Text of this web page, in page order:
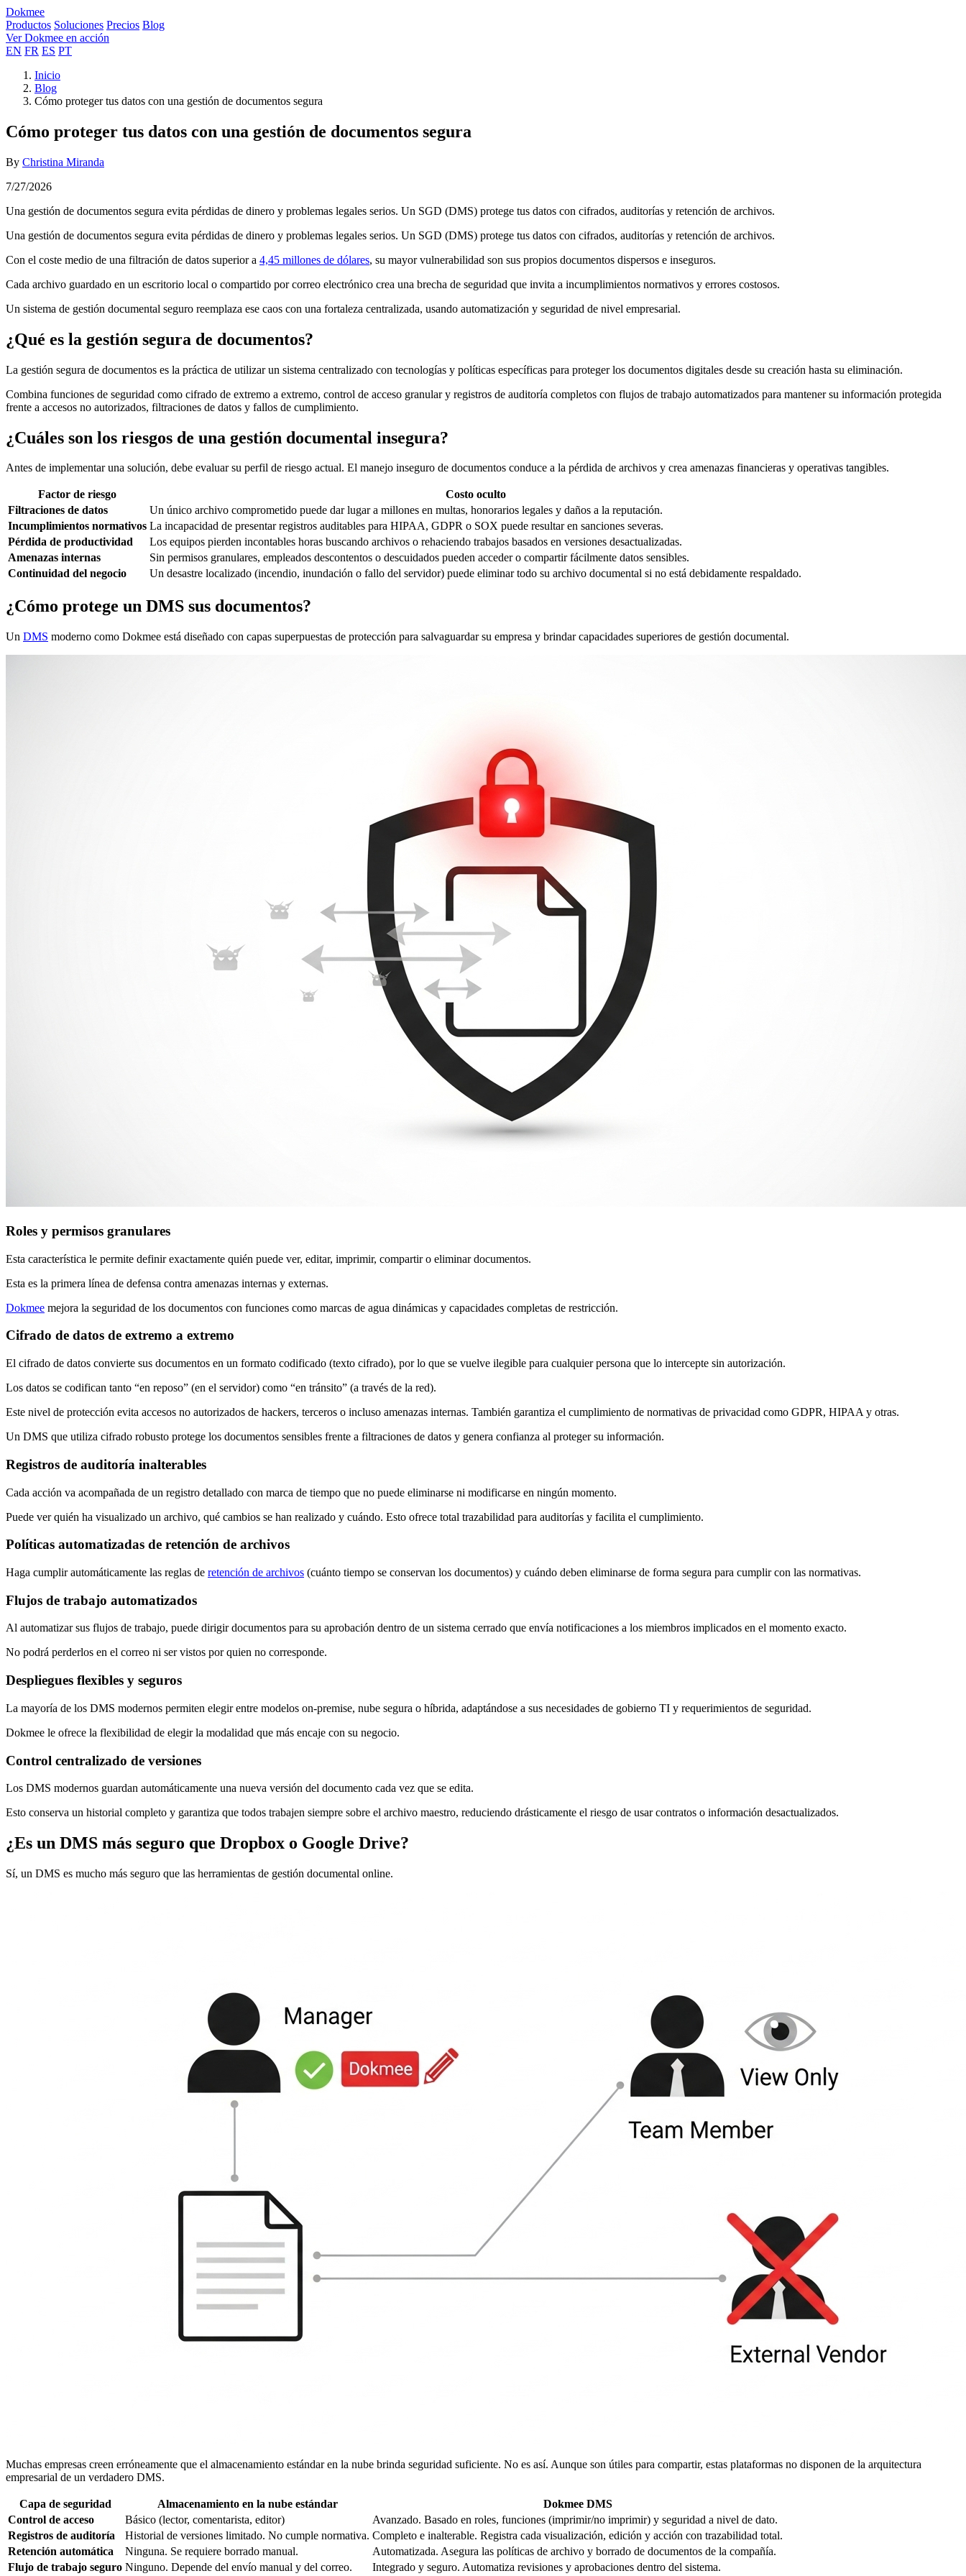
Dokmee
Productos Soluciones Precios Blog
Ver Dokmee en acción
EN FR ES PT
Inicio
Blog
Cómo proteger tus datos con una gestión de documentos segura
Cómo proteger tus datos con una gestión de documentos segura
By Christina Miranda
7/27/2026
Una gestión de documentos segura evita pérdidas de dinero y problemas legales serios. Un SGD (DMS) protege tus datos con cifrados, auditorías y retención de archivos.
Una gestión de documentos segura evita pérdidas de dinero y problemas legales serios. Un SGD (DMS) protege tus datos con cifrados, auditorías y retención de archivos.
Con el coste medio de una filtración de datos superior a 4,45 millones de dólares, su mayor vulnerabilidad son sus propios documentos dispersos e inseguros.
Cada archivo guardado en un escritorio local o compartido por correo electrónico crea una brecha de seguridad que invita a incumplimientos normativos y errores costosos.
Un sistema de gestión documental seguro reemplaza ese caos con una fortaleza centralizada, usando automatización y seguridad de nivel empresarial.
¿Qué es la gestión segura de documentos?
La gestión segura de documentos es la práctica de utilizar un sistema centralizado con tecnologías y políticas específicas para proteger los documentos digitales desde su creación hasta su eliminación.
Combina funciones de seguridad como cifrado de extremo a extremo, control de acceso granular y registros de auditoría completos con flujos de trabajo automatizados para mantener su información protegida
frente a accesos no autorizados, filtraciones de datos y fallos de cumplimiento.
¿Cuáles son los riesgos de una gestión documental insegura?
Antes de implementar una solución, debe evaluar su perfil de riesgo actual. El manejo inseguro de documentos conduce a la pérdida de archivos y crea amenazas financieras y operativas tangibles.
Factor de riesgo
Costo oculto
Filtraciones de datos
Un único archivo comprometido puede dar lugar a millones en multas, honorarios legales y daños a la reputación.
Incumplimientos normativos La incapacidad de presentar registros auditables para HIPAA, GDPR o SOX puede resultar en sanciones severas.
Pérdida de productividad
Los equipos pierden incontables horas buscando archivos o rehaciendo trabajos basados en versiones desactualizadas.
Amenazas internas
Sin permisos granulares, empleados descontentos o descuidados pueden acceder o compartir fácilmente datos sensibles.
Continuidad del negocio
Un desastre localizado (incendio, inundación o fallo del servidor) puede eliminar todo su archivo documental si no está debidamente respaldado.
¿Cómo protege un DMS sus documentos?
Un DMS moderno como Dokmee está diseñado con capas superpuestas de protección para salvaguardar su empresa y brindar capacidades superiores de gestión documental.
Roles y permisos granulares
Esta característica le permite definir exactamente quién puede ver, editar, imprimir, compartir o eliminar documentos.
Esta es la primera línea de defensa contra amenazas internas y externas.
Dokmee mejora la seguridad de los documentos con funciones como marcas de agua dinámicas y capacidades completas de restricción.
Cifrado de datos de extremo a extremo
El cifrado de datos convierte sus documentos en un formato codificado (texto cifrado), por lo que se vuelve ilegible para cualquier persona que lo intercepte sin autorización.
Los datos se codifican tanto “en reposo” (en el servidor) como “en tránsito” (a través de la red).
Este nivel de protección evita accesos no autorizados de hackers, terceros o incluso amenazas internas. También garantiza el cumplimiento de normativas de privacidad como GDPR, HIPAA y otras.
Un DMS que utiliza cifrado robusto protege los documentos sensibles frente a filtraciones de datos y genera confianza al proteger su información.
Registros de auditoría inalterables
Cada acción va acompañada de un registro detallado con marca de tiempo que no puede eliminarse ni modificarse en ningún momento.
Puede ver quién ha visualizado un archivo, qué cambios se han realizado y cuándo. Esto ofrece total trazabilidad para auditorías y facilita el cumplimiento.
Políticas automatizadas de retención de archivos
Haga cumplir automáticamente las reglas de retención de archivos (cuánto tiempo se conservan los documentos) y cuándo deben eliminarse de forma segura para cumplir con las normativas.
Flujos de trabajo automatizados
Al automatizar sus flujos de trabajo, puede dirigir documentos para su aprobación dentro de un sistema cerrado que envía notificaciones a los miembros implicados en el momento exacto.
No podrá perderlos en el correo ni ser vistos por quien no corresponde.
Despliegues flexibles y seguros
La mayoría de los DMS modernos permiten elegir entre modelos on-premise, nube segura o híbrida, adaptándose a sus necesidades de gobierno TI y requerimientos de seguridad.
Dokmee le ofrece la flexibilidad de elegir la modalidad que más encaje con su negocio.
Control centralizado de versiones
Los DMS modernos guardan automáticamente una nueva versión del documento cada vez que se edita.
Esto conserva un historial completo y garantiza que todos trabajen siempre sobre el archivo maestro, reduciendo drásticamente el riesgo de usar contratos o información desactualizados.
¿Es un DMS más seguro que Dropbox o Google Drive?
Sí, un DMS es mucho más seguro que las herramientas de gestión documental online.
Muchas empresas creen erróneamente que el almacenamiento estándar en la nube brinda seguridad suficiente. No es así. Aunque son útiles para compartir, estas plataformas no disponen de la arquitectura
empresarial de un verdadero DMS.
Capa de seguridad Almacenamiento en la nube estándar
Dokmee DMS
Control de acceso
Básico (lector, comentarista, editor)
Avanzado. Basado en roles, funciones (imprimir/no imprimir) y seguridad a nivel de dato.
Registros de auditoría
Historial de versiones limitado. No cumple normativa. Completo e inalterable. Registra cada visualización, edición y acción con trazabilidad total.
Retención automática
Ninguna. Se requiere borrado manual.
Automatizada. Asegura las políticas de archivo y borrado de documentos de la compañía.
Flujo de trabajo seguro Ninguno. Depende del envío manual y del correo. Integrado y seguro. Automatiza revisiones y aprobaciones dentro del sistema.